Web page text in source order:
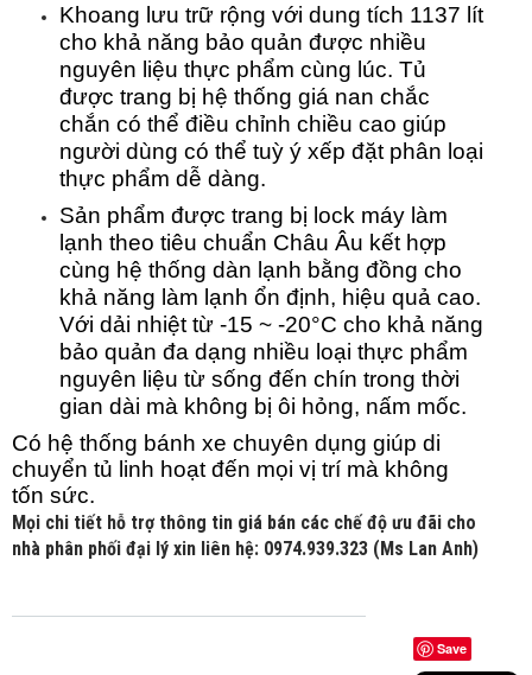
Khoang lưu trữ rộng với dung tích 1137 lít
cho khả năng bảo quản được nhiều
nguyên liệu thực phẩm cùng lúc. Tủ
được trang bị hệ thống giá nan chắc
chắn có thể điều chỉnh chiều cao giúp
người dùng có thể tuỳ ý xếp đặt phân loại
thực phẩm dễ dàng.
Sản phẩm được trang bị lock máy làm
lạnh theo tiêu chuẩn Châu Âu kết hợp
cùng hệ thống dàn lạnh bằng đồng cho
khả năng làm lạnh ổn định, hiệu quả cao.
Với dải nhiệt từ -15 ~ -20°C cho khả năng
bảo quản đa dạng nhiều loại thực phẩm
nguyên liệu từ sống đến chín trong thời
gian dài mà không bị ôi hỏng, nấm mốc.
Có hệ thống bánh xe chuyên dụng giúp di
chuyển tủ linh hoạt đến mọi vị trí mà không
tốn sức.
Mọi chi tiết hỗ trợ thông tin giá bán các chế độ ưu đãi cho
nhà phân phối đại lý xin liên hệ: 0974.939.323 (Ms Lan Anh)
Save